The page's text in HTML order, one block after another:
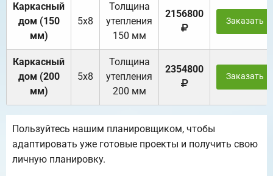
Каркасный
дом (150
мм)
5х8
Толщина
утепления
150 мм
2156800
Заказать
Каркасный
дом (200
мм)
5х8
Толщина
утепления
200 мм
2354800
Заказать
Пользуйтесь нашим планировщиком, чтобы
адаптировать уже готовые проекты и получить свою
личную планировку.